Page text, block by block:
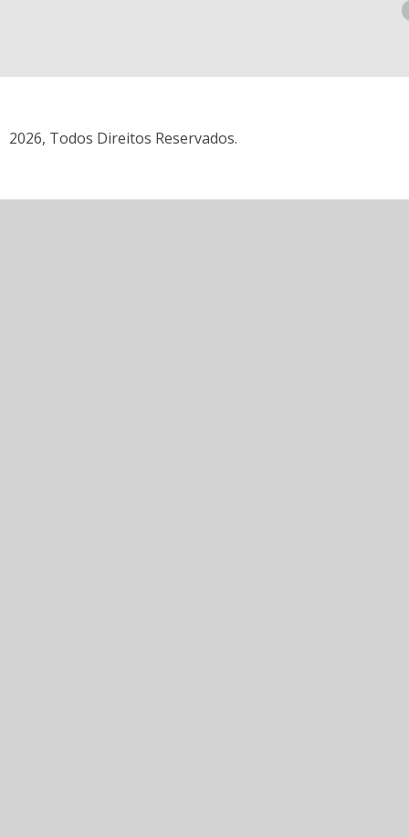
2026, Todos Direitos Reservados.